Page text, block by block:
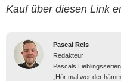
Kauf über diesen Link
Pascal Reis
Redakteur
Pascals
„Hör mal wer der